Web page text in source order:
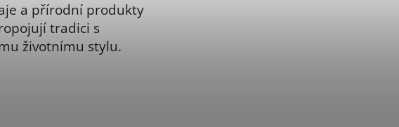
a přírodní produkty
tradici s
životnímu stylu.